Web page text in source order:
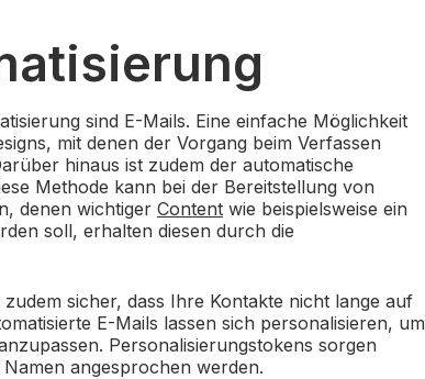
sind E-Mails. Eine einfache Möglichkeit
mit denen der Vorgang beim Verfassen
hinaus ist zudem der automatische
Methode kann bei der Bereitstellung von
denen wichtiger Content wie beispielsweise ein
soll, erhalten diesen durch die
sicher, dass Ihre Kontakte nicht lange auf
E-Mails lassen sich personalisieren, um
Personalisierungstokens sorgen
angesprochen werden.